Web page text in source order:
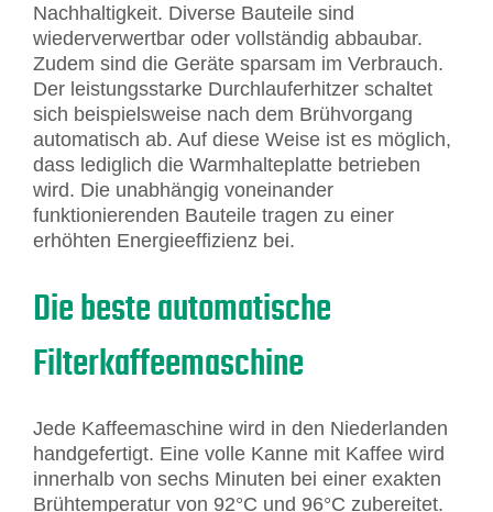
Nachhaltigkeit. Diverse Bauteile sind
wiederverwertbar oder vollständig abbaubar.
Zudem sind die Geräte sparsam im Verbrauch.
Der leistungsstarke Durchlauferhitzer schaltet
sich beispielsweise nach dem Brühvorgang
automatisch ab. Auf diese Weise ist es möglich,
dass lediglich die Warmhalteplatte betrieben
wird. Die unabhängig voneinander
funktionierenden Bauteile tragen zu einer
erhöhten Energieeffizienz bei.
Die beste automatische
Filterkaffeemaschine
Jede Kaffeemaschine wird in den Niederlanden
handgefertigt. Eine volle Kanne mit Kaffee wird
innerhalb von sechs Minuten bei einer exakten
Brühtemperatur von 92°C und 96°C zubereitet.